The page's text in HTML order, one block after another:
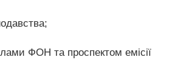
ФОН та проспектом емісії